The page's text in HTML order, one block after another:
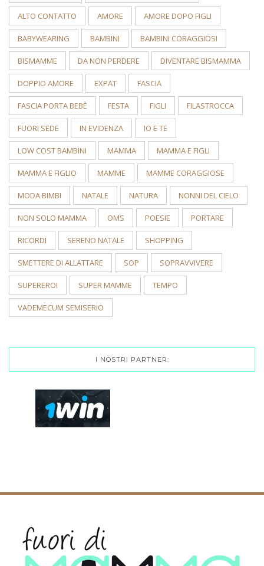
ALTO CONTATTO AMORE AMORE DOPO FIGLI
BABYWEARING BAMBINI BAMBINI CORAGGIOSI
BISMAMME DA NON PERDERE DIVENTARE BISMAMMA
DOPPIO AMORE EXPAT FASCIA
FASCIA PORTA BEBÈ FESTA FIGLI FILASTROCCA
FUORI SEDE IN EVIDENZA IO E TE
LOW COST BAMBINI MAMMA MAMMA E FIGLI
MAMMA E FIGLIO MAMME MAMME CORAGGIOSE
MODA BIMBI NATALE NATURA NONNI DEL CIELO
NON SOLO MAMMA OMS POESIE PORTARE
RICORDI SERENO NATALE SHOPPING
SMETTERE DI ALLATTARE SOP SOPRAVVIVERE
SUPEREROI SUPER MAMME TEMPO
VADEMECUM SEMISERIO
I NOSTRI PARTNER: